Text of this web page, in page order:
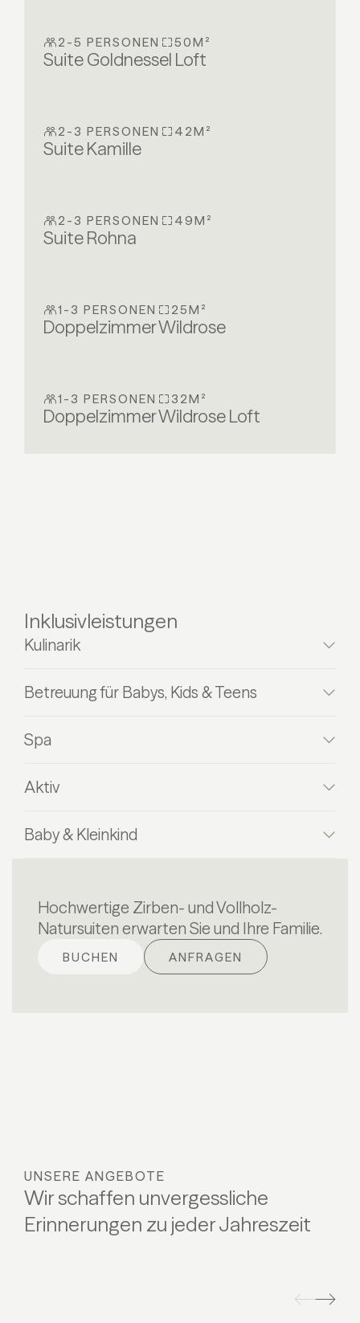
2-5 PERSONEN 50M²
Suite Goldnessel Loft
2-3 PERSONEN 42M²
Suite Kamille
2-3 PERSONEN 49M²
Suite Rohna
1-3 PERSONEN 25M²
Doppelzimmer Wildrose
1-3 PERSONEN 32M²
Doppelzimmer Wildrose Loft
Inklusivleistungen
Kulinarik
Betreuung für Babys, Kids & Teens
Spa
Aktiv
Baby & Kleinkind
Hochwertige Zirben- und Vollholz-
Natursuiten erwarten Sie und Ihre Familie.
BUCHEN ANFRAGEN
UNSERE ANGEBOTE
Wir schaffen unvergessliche
Erinnerungen zu jeder Jahreszeit